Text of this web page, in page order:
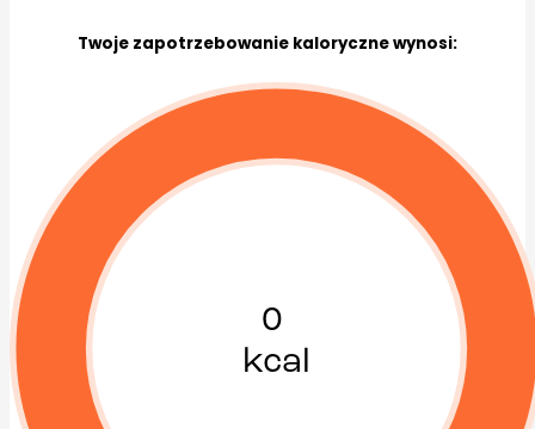
Twoje zapotrzebowanie kaloryczne wynosi:
0
kcal